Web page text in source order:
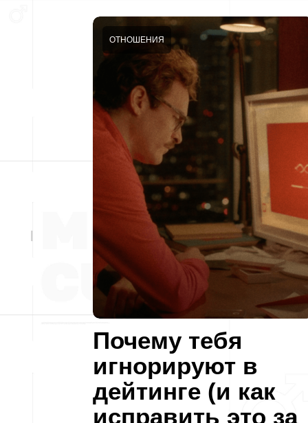
Почему тебя
игнорируют в
дейтинге (и как
исправить это за
ОТНОШЕНИЯ